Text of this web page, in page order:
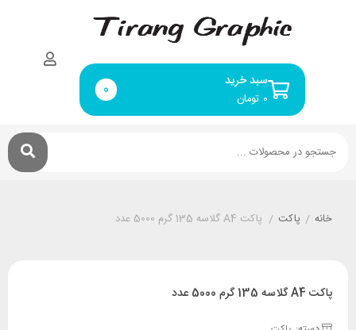
سبد خرید
تومان ۰ 0
خانه / پاکت / پاکت A4 گلاسه 135 گرم 5000 عدد
پاکت A4 گلاسه 135 گرم 5000 عدد